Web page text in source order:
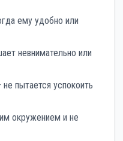
ему удобно или
невнимательно или
пытается успокоить
окружением и не